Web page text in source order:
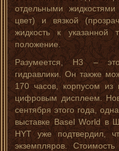
отдельными
цвет) и вязкой
жидкость к указанной
положение.
Разумеется, H3 –
гидравлики. Он также
170 часов, корпусом из
цифровым дисплеем.
сентября этого года,
выставке Basel World в
HYT уже подтвердил,
экземпляров.